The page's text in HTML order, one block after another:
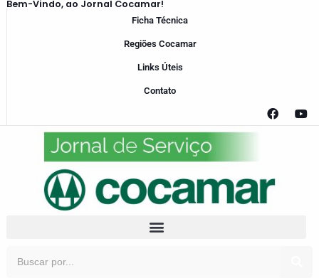
Bem-Vindo, ao Jornal Cocamar!
Ficha Técnica
Regiões Cocamar
Links Úteis
Contato